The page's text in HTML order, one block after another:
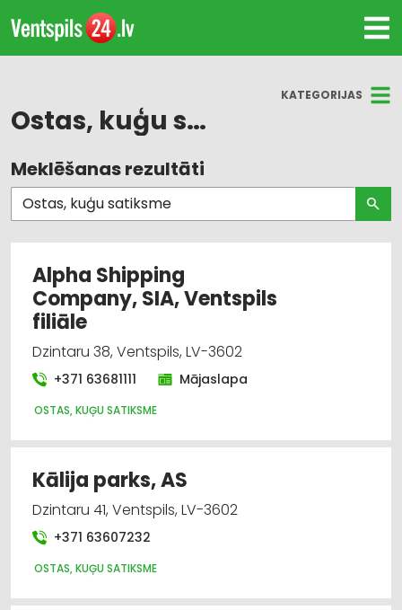
KATEGORIJAS
Ostas, kuģu satiksme
Visas nozares
Ostas, kuģu satiksme
serviss
Degvielas, naftas produktu tirdzniecība
Degvielas, naftas produktu uzglabāšana un
transportēšana
Dzinēji, motori, to remonts
Hidrauliskās un pneimatiskās ierīces
Kravas auto, apkope un rezerves daļas
Meklēšanas rezultāti
Alpha Shipping
Company, SIA, Ventspils
filiāle
Dzintaru 38, Ventspils, LV-3602
+371 63681111 Mājaslapa
OSTAS, KUĢU SATIKSME
Kālija parks, AS
Dzintaru 41, Ventspils, LV-3602
+371 63607232
OSTAS, KUĢU SATIKSME